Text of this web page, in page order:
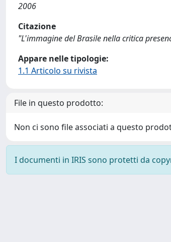
2006
Citazione
"L'immagine del Brasile nella critica
Appare nelle tipologie:
1.1 Articolo su rivista
File in questo prodotto:
Non ci sono file associati a questo
I documenti in IRIS sono protetti da